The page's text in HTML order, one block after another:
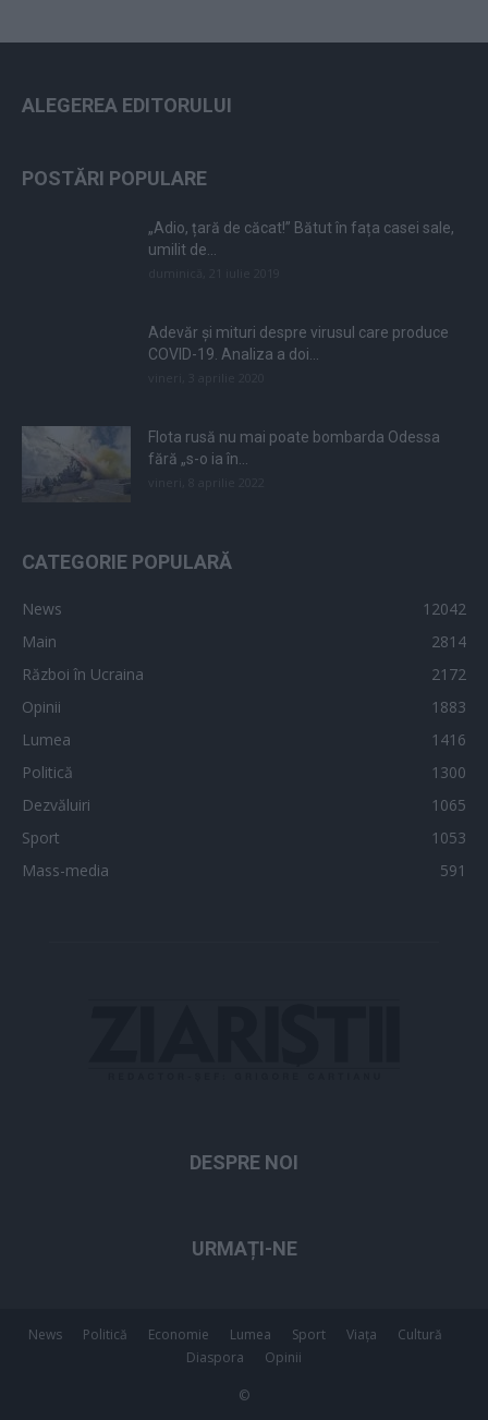
ALEGEREA EDITORULUI
POSTĂRI POPULARE
„Adio, țară de căcat!” Bătut în fața casei sale,
umilit de...
Adevăr și mituri despre virusul care produce
COVID-19. Analiza a doi...
Flota rusă nu mai poate bombarda Odessa
fără „s-o ia în...
CATEGORIE POPULARĂ
News
12042
Main
2814
Război în Ucraina
2172
Opinii
1883
Lumea
1416
Politică
1300
Dezvăluiri
1065
Sport
1053
Mass-media
591
DESPRE NOI
URMAȚI-NE
News Politică Economie Lumea Sport Viața
Cultură
Diaspora
Opinii
©